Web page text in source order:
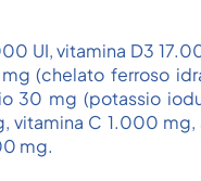
UI, vitamina D3
(chelato ferroso
30 mg (potassio
vitamina C 1.000
mg.